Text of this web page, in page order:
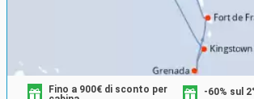
Fino a 900€ di sconto per
-60% sul